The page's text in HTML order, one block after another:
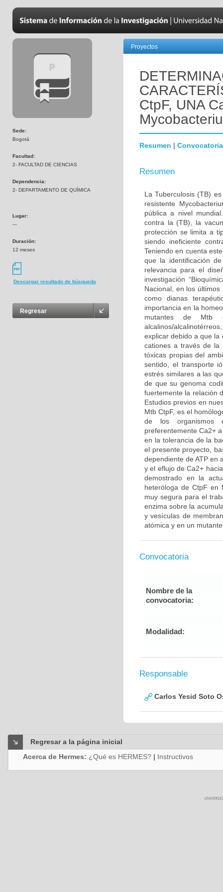
Sede:
Bogotá
Facultad:
2- FACULTAD DE CIENCIAS
Dependencia:
2- DEPARTAMENTO DE QUÍMICA
Lugar:
---
Duración:
12 meses
Descargar resultado de búsqueda
Regresar
Proyectos
CtpF, UNA
Resumen | Convocatoria
Resumen
La Tuberculosis (TB)
resistente
pública a nivel
contra la (TB), la
protección se limita a
siendo ineficiente
Teniendo en cuenta
que la identificación
relevancia para el
investigación
Nacional, en los
como dianas
importancia en la
mutantes de Mtb
alcalinos/
explicar debido a que la
cationes a través de la
tóxicas propias del
sentido, el transporte
estrés similares a las
de que su genoma
fuertemente la relación
Estudios previos en
Mtb CtpF, es el
de los organismos
preferentemente Ca2+
en la tolerancia de la
el presente proyecto,
dependiente de ATP en
y el eflujo de Ca2+
demostrado en la
heteróloga de CtpF en
muy segura para el
enzima sobre la
y vesículas de
atómica y en un
Convocatoria
Nombre de la
convocatoria:
Modalidad:
Responsable
Carlos Yesid Soto
Regresar a la página inicial
Acerca de Hermes: ¿Qué es HERMES? | Instructivos